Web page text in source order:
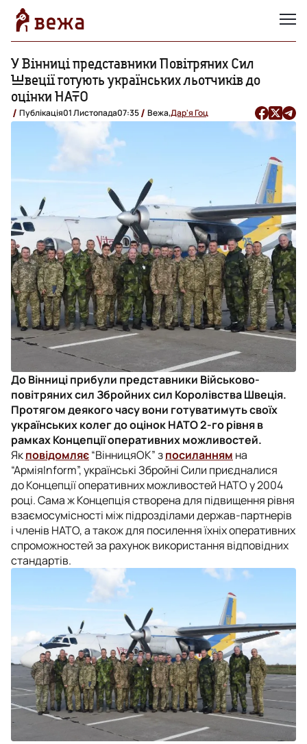
У Вінниці представники Повітряних Сил
Швеції готують українських льотчиків до
оцінки НАТО
Публікація01 Листопада07:35 Вежа,Дар'я Гоц
До Вінниці прибули представники Військово-
повітряних сил Збройних сил Королівства Швеція.
Протягом деякого часу вони готуватимуть своїх
українських колег до оцінок НАТО 2-го рівня в
рамках Концепції оперативних можливостей.
Якповідомляє“ВінницяОК” зпосиланням на
“АрміяInform”, українські Збройні Сили приєдналися
до Концепції оперативних можливостей НАТО у 2004
році. Сама ж Концепція створена для підвищення рівня
взаємосумісності між підрозділами держав-партнерів
і членів НАТО, а також для посилення їхніх оперативних
спроможностей за рахунок використання відповідних
стандартів.